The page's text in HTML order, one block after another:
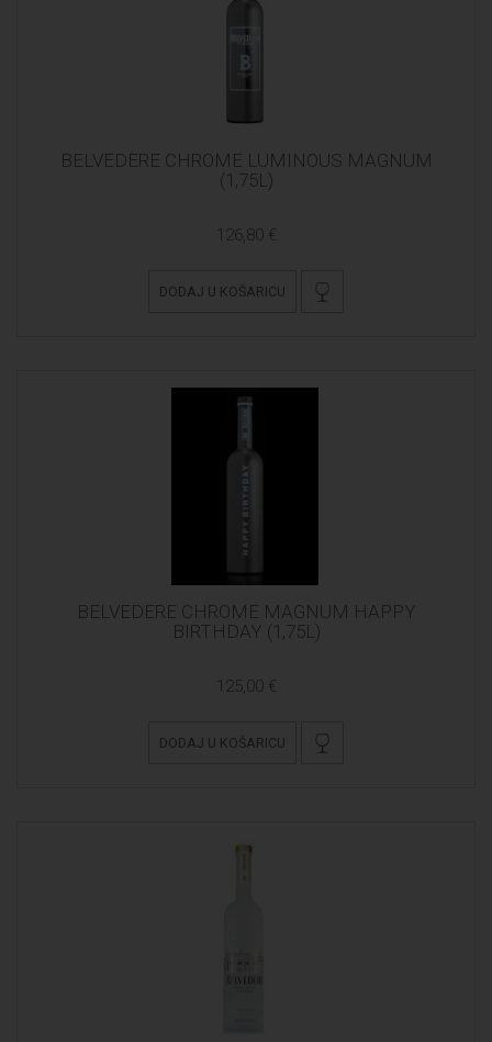
BELVEDERE CHROME LUMINOUS MAGNUM
(1,75L)
126,80 €
DODAJ U KOŠARICU
BELVEDERE CHROME MAGNUM HAPPY
BIRTHDAY (1,75L)
125,00 €
DODAJ U KOŠARICU